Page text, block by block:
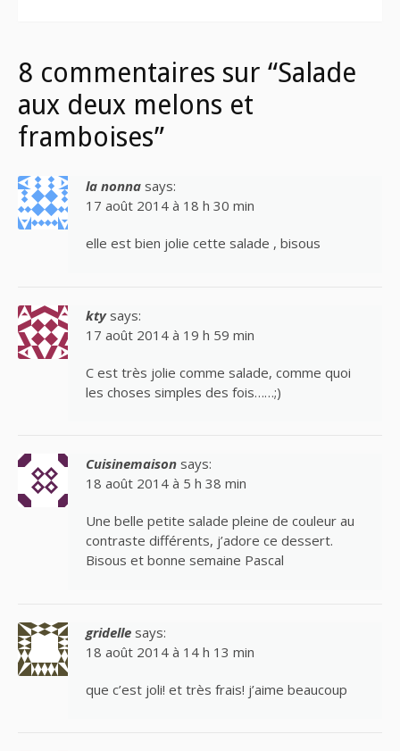
8 commentaires sur “Salade
aux deux melons et
framboises”
la nonna says:
17 août 2014 à 18 h 30 min
elle est bien jolie cette salade , bisous
kty says:
17 août 2014 à 19 h 59 min
C est très jolie comme salade, comme quoi
les choses simples des fois……;)
Cuisinemaison says:
18 août 2014 à 5 h 38 min
Une belle petite salade pleine de couleur au
contraste différents, j’adore ce dessert.
Bisous et bonne semaine Pascal
gridelle says:
18 août 2014 à 14 h 13 min
que c’est joli! et très frais! j’aime beaucoup